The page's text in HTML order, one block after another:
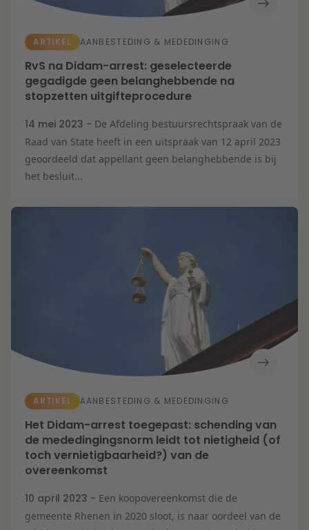
ARTIKEL AANBESTEDING & MEDEDINGING
RvS na Didam-arrest: geselecteerde
gegadigde geen belanghebbende na
stopzetten uitgifteprocedure
14 mei 2023 - De Afdeling bestuursrechtspraak van de
Raad van State heeft in een uitspraak van 12 april 2023
geoordeeld dat appellant geen belanghebbende is bij
het besluit...
ARTIKEL AANBESTEDING & MEDEDINGING
Het Didam-arrest toegepast: schending van
de mededingingsnorm leidt tot nietigheid (of
toch vernietigbaarheid?) van de
overeenkomst
10 april 2023 - Een koopovereenkomst die de
gemeente Rhenen in 2020 sloot, is naar oordeel van de